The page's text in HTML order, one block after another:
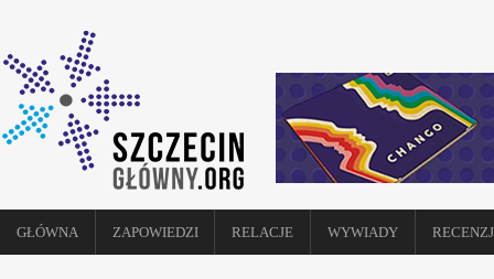
GŁÓWNA ZAPOWIEDZI RELACJE WYWIADY